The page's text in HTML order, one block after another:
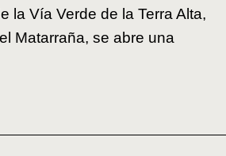
la Vía Verde de la Terra Alta,
Matarraña, se abre una